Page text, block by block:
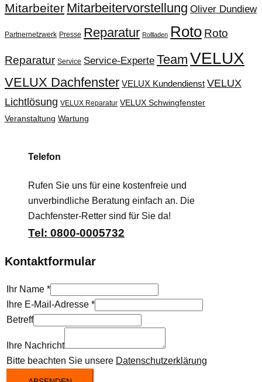
Mitarbeiter Mitarbeitervorstellung Oliver Dundiew
Partnernetzwerk Presse Reparatur Rollladen Roto Roto
Reparatur Service Service-Experte Team VELUX
VELUX Dachfenster VELUX Kundendienst VELUX
Lichtlösung VELUX Reparatur VELUX Schwingfenster
Veranstaltung Wartung
Telefon
Rufen Sie uns für eine kostenfreie und
unverbindliche Beratung einfach an. Die
Dachfenster-Retter sind für Sie da!
Tel: 0800-0005732
Kontaktformular
Ihr Name *
Ihre E-Mail-Adresse *
Betreff
Ihre Nachricht
Bitte beachten Sie unsere Datenschutzerklärung